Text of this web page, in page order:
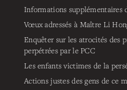
Informations supplémentaires
Vœux adressés à Maître Li
Enquêter sur les atrocités des
perpétrées par le PCC
Les enfants victimes de la
Actions justes des gens de ce